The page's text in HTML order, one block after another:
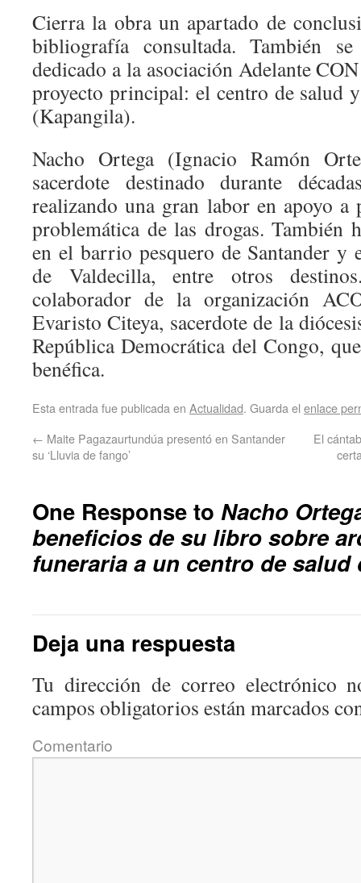
Cierra la obra un apartado de
bibliografía consultada. También
dedicado a la asociación Adelante
proyecto principal: el centro de salud
(Kapangila).
Nacho Ortega (Ignacio Ramón
sacerdote destinado durante
realizando una gran labor en apoyo a
problemática de las drogas. También
en el barrio pesquero de Santander y
de Valdecilla, entre otros
colaborador de la organización
Evaristo Citeya, sacerdote de la
República Democrática del Congo,
benéfica.
Esta entrada fue publicada en Actualidad. Guarda el enlace
← Maite Pagazaurtundúa presentó en Santander
su ‘Lluvia de fango’
El
One Response to Nacho
beneficios de su libro sobre
funeraria a un centro de salud
Deja una respuesta
Tu dirección de correo electrónico
campos obligatorios están marcados